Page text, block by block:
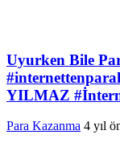
Uyurken Bile
YILMAZ
Para Kazanma 4 yıl